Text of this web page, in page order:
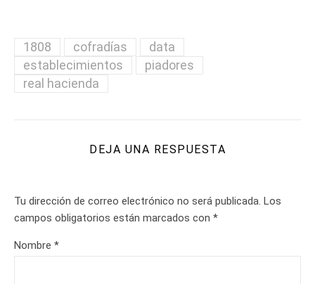
1808 cofradías
data
establecimientos
piadores
real hacienda
DEJA UNA RESPUESTA
Tu dirección de correo electrónico no será publicada. Los
campos obligatorios están marcados con *
Nombre *